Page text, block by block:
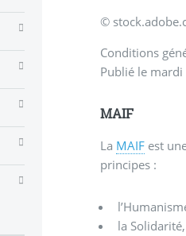
©
Conditions
Publié le mardi
MAIF
La MAIF est
principes :
la Solidarité,